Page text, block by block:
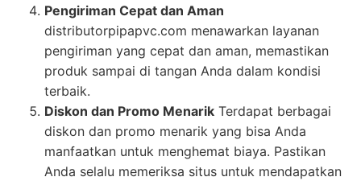
Pengiriman Cepat dan Aman
distributorpipapvc.com menawarkan layanan
pengiriman yang cepat dan aman, memastikan
produk sampai di tangan Anda dalam kondisi
terbaik.
Diskon dan Promo Menarik Terdapat berbagai
diskon dan promo menarik yang bisa Anda
manfaatkan untuk menghemat biaya. Pastikan
Anda selalu memeriksa situs untuk mendapatkan